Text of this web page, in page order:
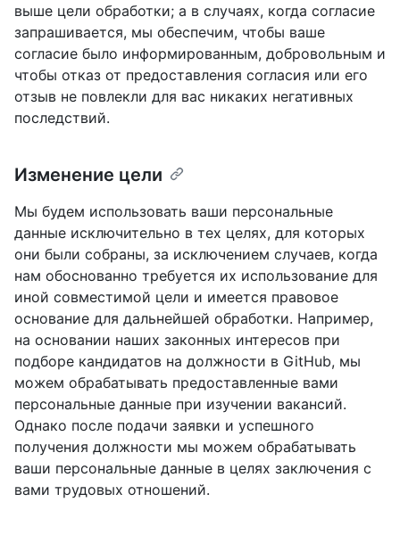
выше цели обработки; а в случаях, когда согласие
запрашивается, мы обеспечим, чтобы ваше
согласие было информированным, добровольным и
чтобы отказ от предоставления согласия или его
отзыв не повлекли для вас никаких негативных
последствий.
Изменение цели
Мы будем использовать ваши персональные
данные исключительно в тех целях, для которых
они были собраны, за исключением случаев, когда
нам обоснованно требуется их использование для
иной совместимой цели и имеется правовое
основание для дальнейшей обработки. Например,
на основании наших законных интересов при
подборе кандидатов на должности в GitHub, мы
можем обрабатывать предоставленные вами
персональные данные при изучении вакансий.
Однако после подачи заявки и успешного
получения должности мы можем обрабатывать
ваши персональные данные в целях заключения с
вами трудовых отношений.